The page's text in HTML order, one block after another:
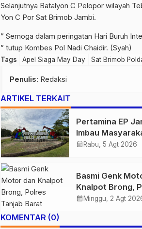
Selanjutnya Batalyon C Pelopor wilayah
Yon C Por Sat Brimob Jambi.
” Semoga dalam peringatan Hari Buruh
” tutup Kombes Pol Nadi Chaidir. (Syah)
Tags Apel Siaga May Day Sat Brimob
Penulis: Redaksi
ARTIKEL TERKAIT
Pertamina EP
Imbau
Tidak
Bersama
calendar_month Rabu, 5 Agt 2026
Basmi Genk
Knalpot Brong,
Tanjab Barat
calendar_month Minggu, 2 Agt
KOMENTAR (0)